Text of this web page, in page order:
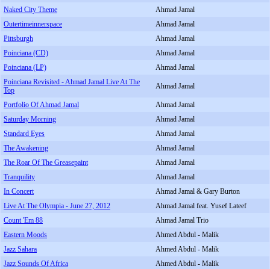
Naked City Theme
Ahmad Jamal
Outertimeinnerspace
Ahmad Jamal
Pittsburgh
Ahmad Jamal
Poinciana (CD)
Ahmad Jamal
Poinciana (LP)
Ahmad Jamal
Poinciana Revisited - Ahmad Jamal Live At The
Top
Ahmad Jamal
Portfolio Of Ahmad Jamal
Ahmad Jamal
Saturday Morning
Ahmad Jamal
Standard Eyes
Ahmad Jamal
The Awakening
Ahmad Jamal
The Roar Of The Greasepaint
Ahmad Jamal
Tranquility
Ahmad Jamal
In Concert
Ahmad Jamal & Gary Burton
Live At The Olympia - June 27, 2012
Ahmad Jamal feat. Yusef Lateef
Count 'Em 88
Ahmad Jamal Trio
Eastern Moods
Ahmed Abdul - Malik
Jazz Sahara
Ahmed Abdul - Malik
Jazz Sounds Of Africa
Ahmed Abdul - Malik